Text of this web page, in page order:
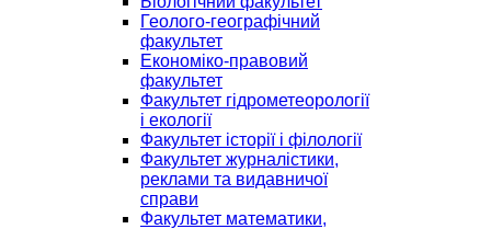
Геолого-географічний
факультет
Економіко-правовий
факультет
Факультет гідрометеорології
і екології
Факультет історії і філології
Факультет журналістики,
реклами та видавничої
справи
Факультет математики,